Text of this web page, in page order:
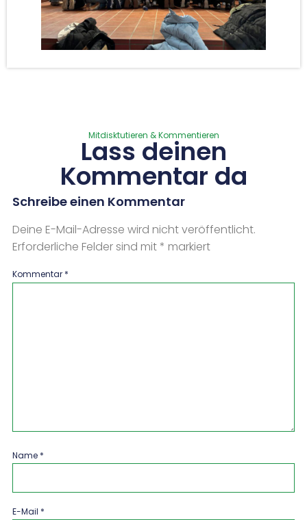
Mitdisktutieren & Kommentieren
Lass deinen
Kommentar da
Schreibe einen Kommentar
Deine E-Mail-Adresse wird nicht veröffentlicht.
Erforderliche Felder sind mit* markiert
Kommentar *
Name *
E-Mail *